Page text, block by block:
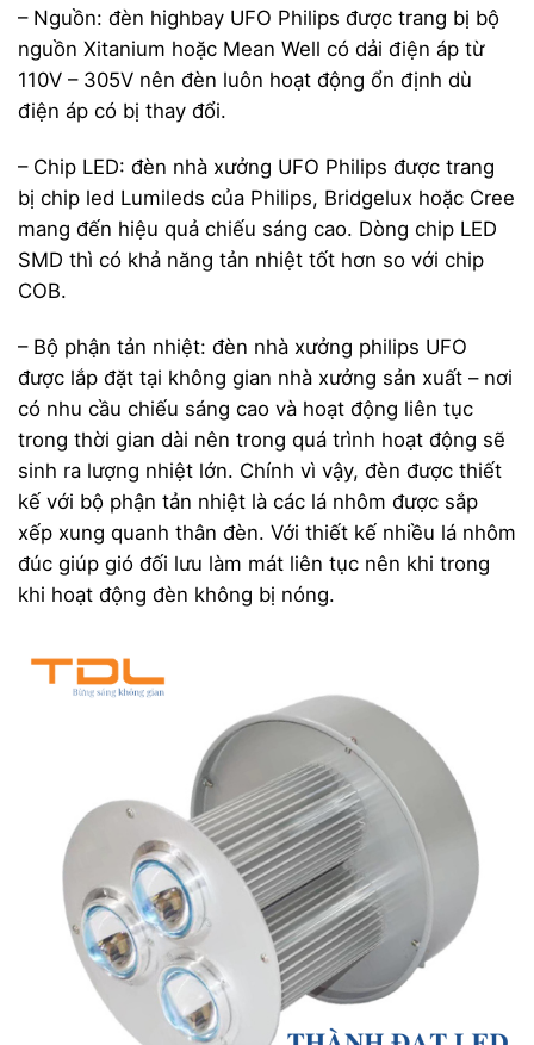
– Nguồn: đèn highbay UFO Philips được trang bị bộ
nguồn Xitanium hoặc Mean Well có dải điện áp từ
110V – 305V nên đèn luôn hoạt động ổn định dù
điện áp có bị thay đổi.
– Chip LED: đèn nhà xưởng UFO Philips được trang
bị chip led Lumileds của Philips, Bridgelux hoặc Cree
mang đến hiệu quả chiếu sáng cao. Dòng chip LED
SMD thì có khả năng tản nhiệt tốt hơn so với chip
COB.
– Bộ phận tản nhiệt: đèn nhà xưởng philips UFO
được lắp đặt tại không gian nhà xưởng sản xuất – nơi
có nhu cầu chiếu sáng cao và hoạt động liên tục
trong thời gian dài nên trong quá trình hoạt động sẽ
sinh ra lượng nhiệt lớn. Chính vì vậy, đèn được thiết
kế với bộ phận tản nhiệt là các lá nhôm được sắp
xếp xung quanh thân đèn. Với thiết kế nhiều lá nhôm
đúc giúp gió đối lưu làm mát liên tục nên khi trong
khi hoạt động đèn không bị nóng.